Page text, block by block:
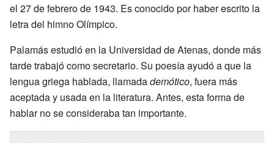
el 27 de febrero de 1943. Es conocido por haber escrito la
letra del himno Olímpico.
Palamás estudió en la Universidad de Atenas, donde más
tarde trabajó como secretario. Su poesía ayudó a que la
lengua griega hablada, llamadademótico, fuera más
aceptada y usada en la literatura. Antes, esta forma de
hablar no se consideraba tan importante.